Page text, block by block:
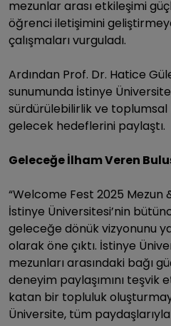
mezunlar arası etkileşimi
öğrenci iletişimini
çalışmaları vurguladı.
Ardından Prof. Dr. Hatice
sunumunda İstinye
sürdürülebilirlik ve toplumsal
gelecek hedeflerini paylaştı.
Geleceğe İlham Veren
“Welcome Fest 2025 Mezun
İstinye Üniversitesi’nin
geleceğe dönük vizyonunu
olarak öne çıktı. İstinye
mezunları arasındaki bağı
deneyim paylaşımını
katan bir topluluk
Üniversite, tüm